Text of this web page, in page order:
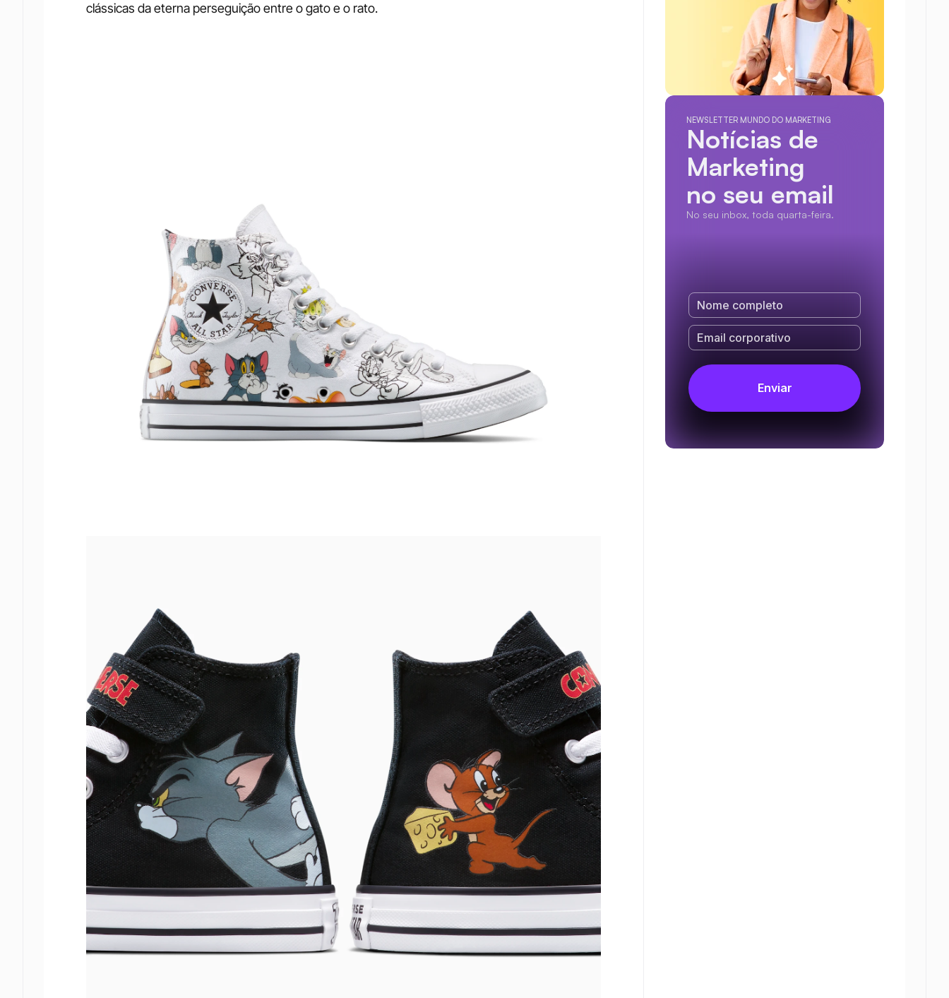
clássicas da eterna perseguição entre o gato e o rato.
NEWSLETTER MUNDO DO MARKETING
Notícias de
Marketing
no seu email
No seu inbox, toda quarta-feira.